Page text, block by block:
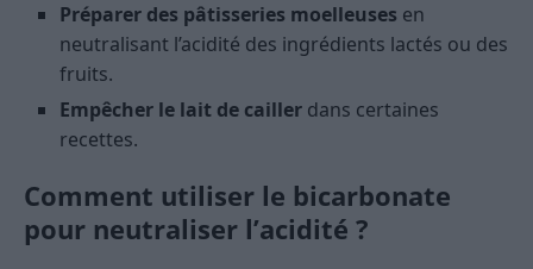
Préparer des pâtisseries moelleuses en
neutralisant l’acidité des ingrédients lactés ou des
fruits.
Empêcher le lait de cailler dans certaines
recettes.
Comment utiliser le bicarbonate
pour neutraliser l’acidité ?